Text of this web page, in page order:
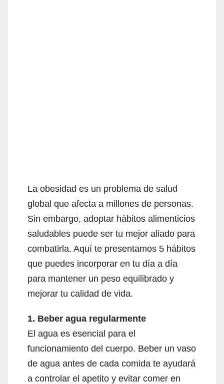
La obesidad es un problema de salud
global que afecta a millones de personas.
Sin embargo, adoptar hábitos alimenticios
saludables puede ser tu mejor aliado para
combatirla. Aquí te presentamos 5 hábitos
que puedes incorporar en tu día a día
para mantener un peso equilibrado y
mejorar tu calidad de vida.
1. Beber agua regularmente
El agua es esencial para el
funcionamiento del cuerpo. Beber un vaso
de agua antes de cada comida te ayudará
a controlar el apetito y evitar comer en